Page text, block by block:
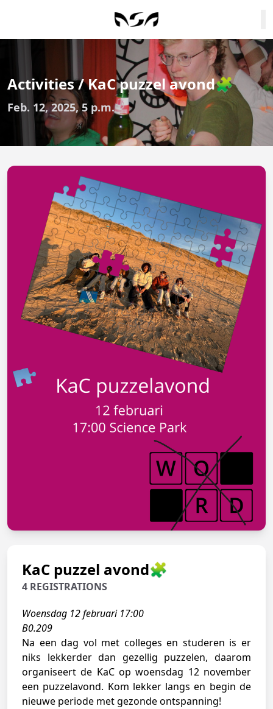
Activities / KaC puzzel avond🧩
Feb. 12, 2025, 5 p.m.
KaC puzzel avond🧩
4 REGISTRATIONS
Woensdag 12 februari 17:00
B0.209
Na een dag vol met colleges en studeren is er
niks lekkerder dan gezellig puzzelen, daarom
organiseert de KaC op woensdag 12 november
een puzzelavond. Kom lekker langs en begin de
nieuwe periode met gezonde ontspanning!